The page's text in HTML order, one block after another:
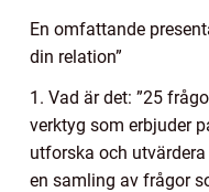
En omfattande
din relation”
1. Vad är det: ”25
verktyg som erbjuder
utforska och
en samling av frågor